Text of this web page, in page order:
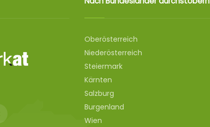
Oberösterreich
Niederösterreich
Steiermark
Kärnten
Salzburg
Burgenland
Wien